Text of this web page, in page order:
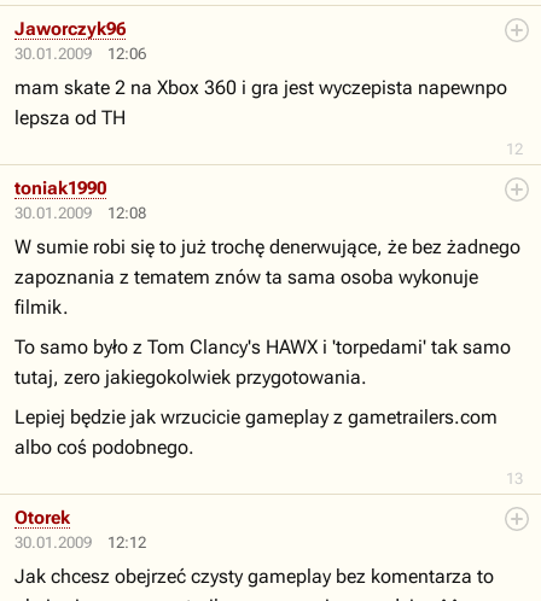
30.01.2009 12:06
12
Jaworczyk96
mam skate 2 na Xbox 360 i gra jest wyczepista napewnpo
lepsza od TH
30.01.2009 12:08
13
toniak1990
W sumie robi się to już trochę denerwujące, że bez żadnego
zapoznania z tematem znów ta sama osoba wykonuje
filmik.
To samo było z Tom Clancy's HAWX i 'torpedami' tak samo
tutaj, zero jakiegokolwiek przygotowania.
Lepiej będzie jak wrzucicie gameplay z gametrailers.com
albo coś podobnego.
30.01.2009 12:12
Otorek
Jak chcesz obejrzeć czysty gameplay bez komentarza to